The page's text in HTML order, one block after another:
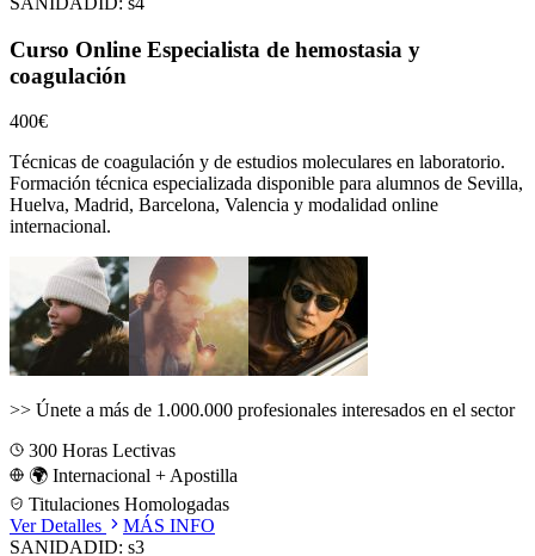
Curso Online Especialista de hemostasia y
coagulación
400€
Técnicas de coagulación y de estudios moleculares en laboratorio.
Formación técnica especializada disponible para alumnos de Sevilla,
Huelva, Madrid, Barcelona, Valencia y modalidad online
internacional.
>> Únete a más de 1.000.000 profesionales interesados en el sector
300 Horas Lectivas
🌍 Internacional + Apostilla
Titulaciones Homologadas
Ver Detalles
MÁS INFO
SANIDADID: s3